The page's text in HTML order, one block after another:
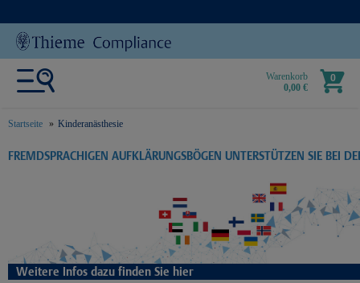
Warenkorb
0,00 €
0
Startseite Kinderanästhesie
text.skipToContent
text.skipToNavigation
FREMDSPRACHIGEN AUFKLÄRUNGSBÖGEN UNTERSTÜTZEN SIE BEI
Weitere Infos dazu finden Sie hier